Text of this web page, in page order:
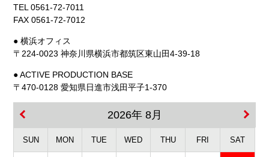
TEL 0561-72-7011
FAX 0561-72-7012
● 横浜オフィス
〒224-0023 神奈川県横浜市都筑区東山田4-39-18
● ACTIVE PRODUCTION BASE
〒470-0128 愛知県日進市浅田平子1-370
2026年 8月
SUN MON TUE WED THU FRI SAT